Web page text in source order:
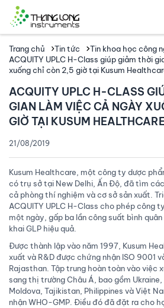
Trang chủ Tin tức
Tin khoa học công
ACQUITY UPLC H-Class giúp giảm thời
xuống chỉ còn 2,5 giờ tại Kusum
ACQUITY UPLC H-CLASS
GIAN LÀM VIỆC CẢ NGÀY
GIỜ TẠI KUSUM
21/08/2019
Kusum Healthcare, một công ty dược
có trụ sở tại New Delhi, Ấn Độ, đã tìm
cả phòng thí nghiệm và cơ sở sản xuất.
ACQUITY UPLC H-Class cho phép công
một ngày, gấp ba lần công suất bình
khai GLP hiệu quả.
Được thành lập vào năm 1997, Kusum
xuất và R&D được chứng nhận ISO 9001
Rajasthan. Tập trung hoàn toàn vào việc
sang thị trường Châu Á, bao gồm
Moldova, Tajikistan, Philippines và Việt
nhận WHO-GMP. Điều đó đã đặt ra cho